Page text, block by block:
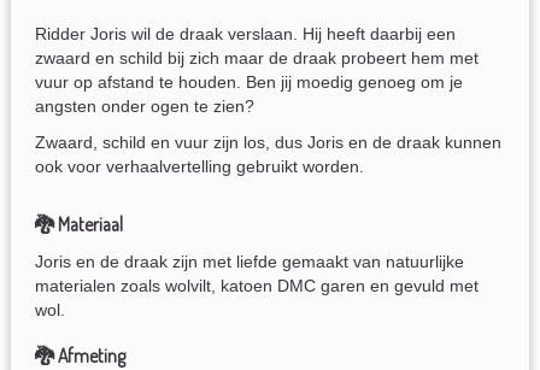
Ridder Joris wil de draak verslaan. Hij heeft daarbij een
zwaard en schild bij zich maar de draak probeert hem met
vuur op afstand te houden. Ben jij moedig genoeg om je
angsten onder ogen te zien?
Zwaard, schild en vuur zijn los, dus Joris en de draak kunnen
ook voor verhaalvertelling gebruikt worden.
🐉 Materiaal
Joris en de draak zijn met liefde gemaakt van natuurlijke
materialen zoals wolvilt, katoen DMC garen en gevuld met
wol.
🐉 Afmeting